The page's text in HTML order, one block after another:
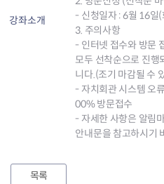
강좌소개
- 신청일자 : 6월 16일
3. 주의사항
- 인터넷 접수와 방문
모두 선착순으로 진행
니다.(조기 마감될 수
- 자치회관 시스템 오
00% 방문접수
- 자세한 사항은 알림
안내문을 참고하시기
목록